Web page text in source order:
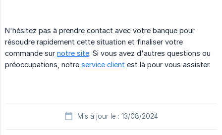
N'hésitez pas à prendre contact avec votre banque pour
résoudre rapidement cette situation et finaliser votre
commande sur notre site. Si vous avez d'autres questions ou
préoccupations, notre service client est là pour vous assister.
Mis à jour le : 13/08/2024